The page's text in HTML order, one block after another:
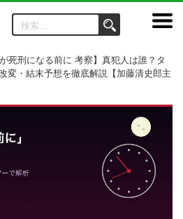
が死刑になる前に 考察】真犯人は誰？タ
変・結末予想を徹底解説【加藤清史郎主